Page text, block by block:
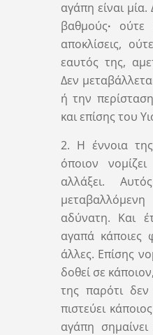
αγάπη είναι
βαθμούς∙ούτε
αποκλίσεις,
εαυτός της,
Δεν
ή την
και επίσης του
2. Η έννοια
όποιον
αλλάξει.
αδύνατη. Και
αγαπά κάποιες
άλλες. Επίσης
δοθεί σε
της παρότι
πιστεύει
αγάπη